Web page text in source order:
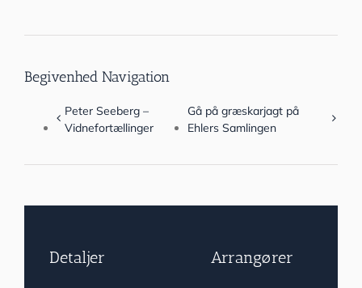
Begivenhed Navigation
Peter Seeberg –
Vidnefortællinger
Gå på græskarjagt på
Ehlers Samlingen
Detaljer Arrangører